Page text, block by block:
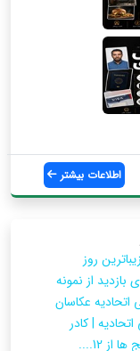
اطلاعات بیشتر
زیباترین روز
از نمونه
عکاسان
| کادر
12....